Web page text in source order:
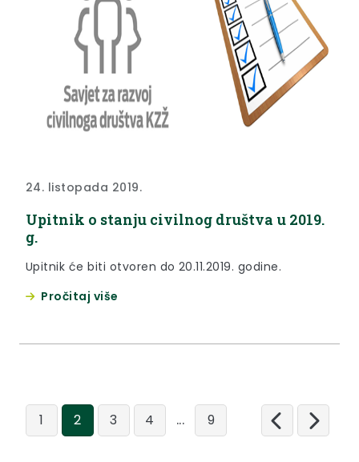
24. listopada 2019.
Upitnik o stanju civilnog društva u 2019.
g.
Upitnik će biti otvoren do 20.11.2019. godine.
Pročitaj više
1 2 3 4 ... 9